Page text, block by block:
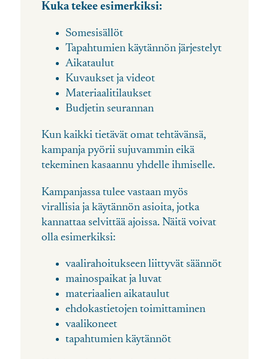
Kuka tekee esimerkiksi:
Somesisällöt
Tapahtumien käytännön järjestelyt
Aikataulut
Kuvaukset ja videot
Materiaalitilaukset
Budjetin seurannan
Kun kaikki tietävät omat tehtävänsä,
kampanja pyörii sujuvammin eikä
tekeminen kasaannu yhdelle ihmiselle.
Kampanjassa tulee vastaan myös
virallisia ja käytännön asioita, jotka
kannattaa selvittää ajoissa. Näitä voivat
olla esimerkiksi:
vaalirahoitukseen liittyvät säännöt
mainospaikat ja luvat
materiaalien aikataulut
ehdokastietojen toimittaminen
vaalikoneet
tapahtumien käytännöt